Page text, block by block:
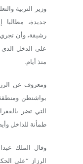
وزير التربية
جديدة،
رشيقة، وأن
على الدخل الذي
منذ أيام.
ومعروف عن
بواشنطن
التي تضر
طمأنة للداخل
وقال الملك
الرزاز “على